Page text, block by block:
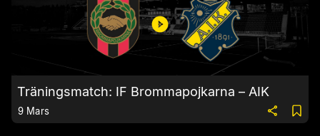
Träningsmatch: IF Brommapojkarna – AIK
9 Mars